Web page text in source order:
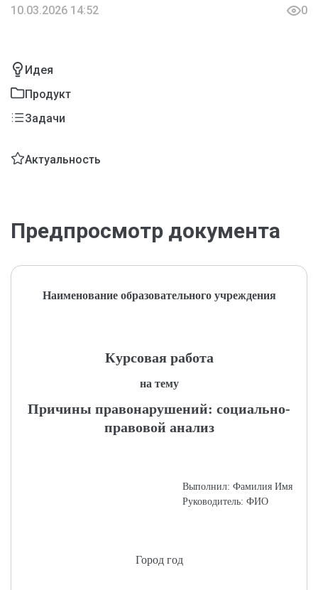
10.03.2026 14:52 0
Идея
Продукт
Задачи
Актуальность
Предпросмотр документа
Наименование образовательного учреждения
Курсовая работа
на тему
Причины правонарушений: социально-
правовой анализ
Выполнил: Фамилия Имя
Руководитель: ФИО
Город год